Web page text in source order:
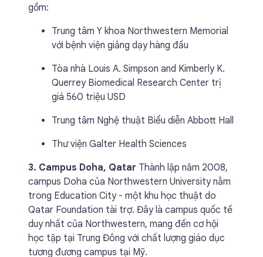
gồm:
Trung tâm Y khoa Northwestern Memorial
với bệnh viện giảng dạy hàng đầu
Tòa nhà Louis A. Simpson and Kimberly K.
Querrey Biomedical Research Center trị
giá 560 triệu USD
Trung tâm Nghệ thuật Biểu diễn Abbott Hall
Thư viện Galter Health Sciences
3. Campus Doha, Qatar Thành lập năm 2008,
campus Doha của Northwestern University nằm
trong Education City - một khu học thuật do
Qatar Foundation tài trợ. Đây là campus quốc tế
duy nhất của Northwestern, mang đến cơ hội
học tập tại Trung Đông với chất lượng giáo dục
tương đương campus tại Mỹ.